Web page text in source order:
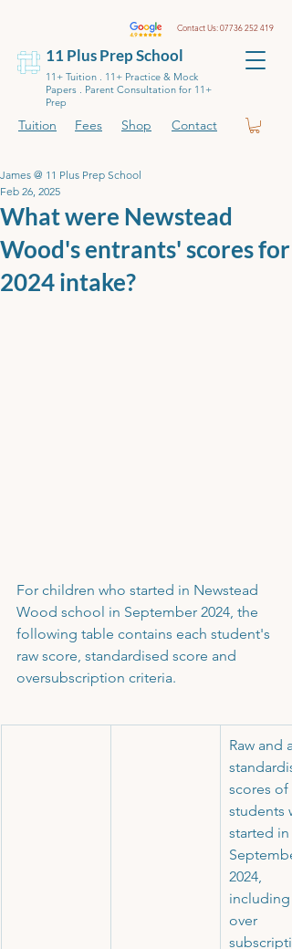
Contact Us:07736 252 419
11 Plus Prep School
11+ Tuition . 11+ Practice & Mock
Papers . Parent Consultation for 11+
Prep
Tuition Fees Shop Contact
What were Newstead
Wood's entrants' scores for
2024 intake?
James @ 11 Plus Prep School
Feb 26, 2025
For children who started in Newstead
Wood school in September 2024, the
following table contains each student's
raw score, standardised score and
oversubscription criteria.
Raw and
scores of
students
started in
2024,
including
over